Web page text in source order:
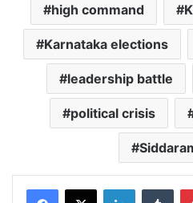
high command
Karnataka elections
leadership battle
political crisis
LinkedIn